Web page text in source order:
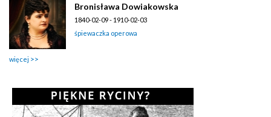
Bronisława Dowiakowska
1840-02-09 - 1910-02-03
śpiewaczka operowa
więcej